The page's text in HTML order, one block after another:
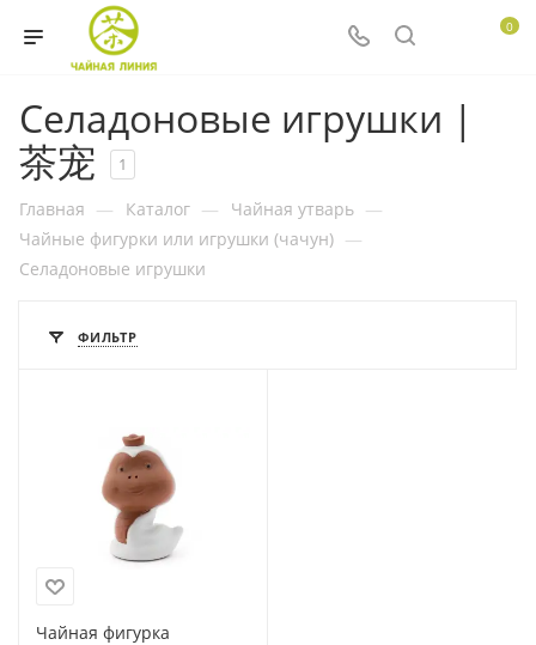
0
Селадоновые игрушки |
茶宠
1
Главная — Каталог — Чайная утварь —
Чайные фигурки или игрушки (чачун) —
Селадоновые игрушки
ФИЛЬТР
Чайная фигурка